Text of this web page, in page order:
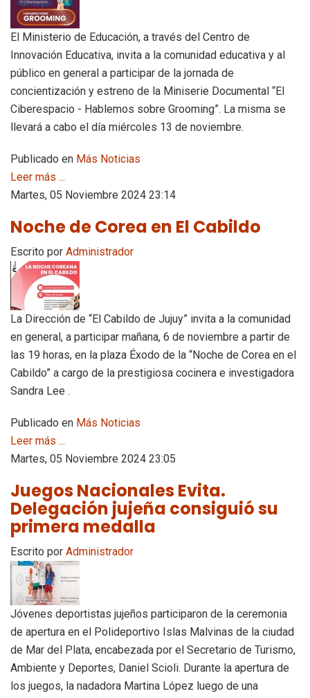
El Ministerio de Educación, a través del Centro de
Innovación Educativa, invita a la comunidad educativa y al
público en general a participar de la jornada de
concientización y estreno de la Miniserie Documental “El
Ciberespacio - Hablemos sobre Grooming”. La misma se
llevará a cabo el día miércoles 13 de noviembre.
Publicado en Más Noticias
Leer más ...
Martes, 05 Noviembre 2024 23:14
Noche de Corea en El Cabildo
Escrito por Administrador
La Dirección de “El Cabildo de Jujuy” invita a la comunidad
en general, a participar mañana, 6 de noviembre a partir de
las 19 horas, en la plaza Éxodo de la “Noche de Corea en el
Cabildo” a cargo de la prestigiosa cocinera e investigadora
Sandra Lee .
Publicado en Más Noticias
Leer más ...
Martes, 05 Noviembre 2024 23:05
Juegos Nacionales Evita.
Delegación jujeña consiguió su
primera medalla
Escrito por Administrador
Jóvenes deportistas jujeños participaron de la ceremonia
de apertura en el Polideportivo Islas Malvinas de la ciudad
de Mar del Plata, encabezada por el Secretario de Turismo,
Ambiente y Deportes, Daniel Scioli. Durante la apertura de
los juegos, la nadadora Martina López luego de una